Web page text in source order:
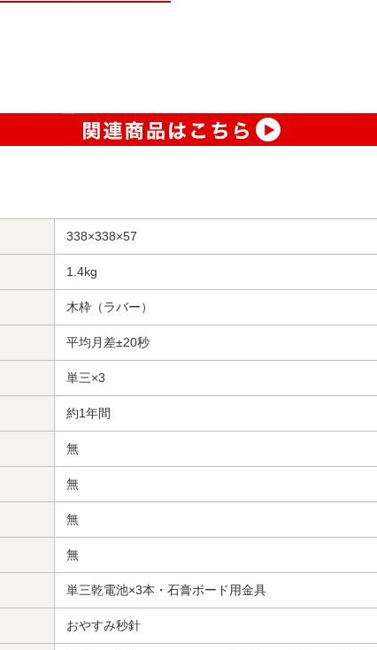
338×338×57
1.4kg
木枠（ラバー）
平均月差±20秒
単三×3
約1年間
無
無
無
無
単三乾電池×3本・石膏ボード用金具
おやすみ秒針